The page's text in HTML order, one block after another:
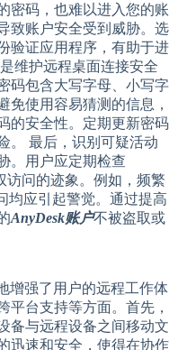
密码，也难以进入您的账
致账户安全受到威胁。选
验证应用程序，有助于进
维护远程桌面连接安全
码包含大写字母、小写字
免使用容易猜测的信息，
的安全性。定期更新密码
。 最后，识别可疑活动
。用户应定期检查
访问的迹象。例如，频繁
均应引起警觉。通过提高
AnyDesk账户不被盗取或
增强了用户的远程工作体
平台支持等方面。首先，
备与远程设备之间移动文
迅速和安全，使得在协作